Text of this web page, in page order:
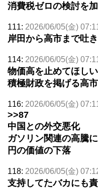
消費税ゼロの検討を
111: 2026/06/05(金)
岸田から高市まで吐
114: 2026/06/05(金)
物価高を止めてほし
積極財政を掲げる高
116: 2026/06/05(金)
>>87
中国との外交悪化
ガソリン関連の高騰
円の価値の下落
118: 2026/06/05(金)
支持してたバカにも